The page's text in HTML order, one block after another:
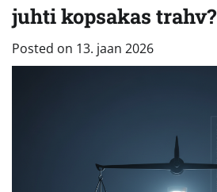
juhti kopsakas trahv?
Posted on 13. jaan 2026